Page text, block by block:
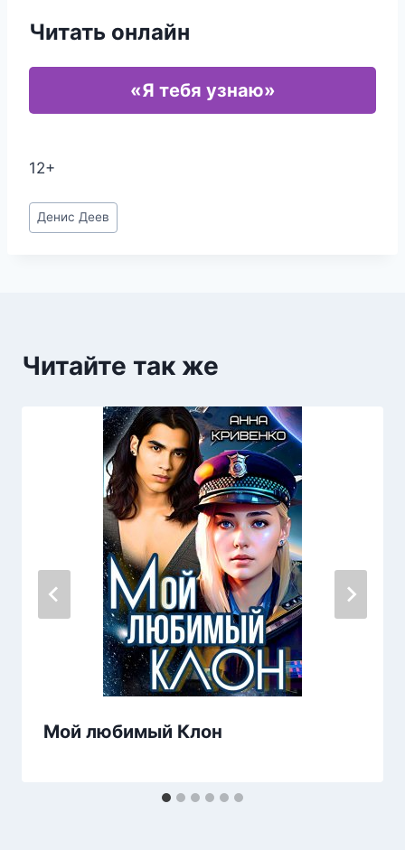
Читать онлайн
«Я тебя узнаю»
12+
Метки
записи:
Денис Деев
Читайте так же
Мой любимый Клон